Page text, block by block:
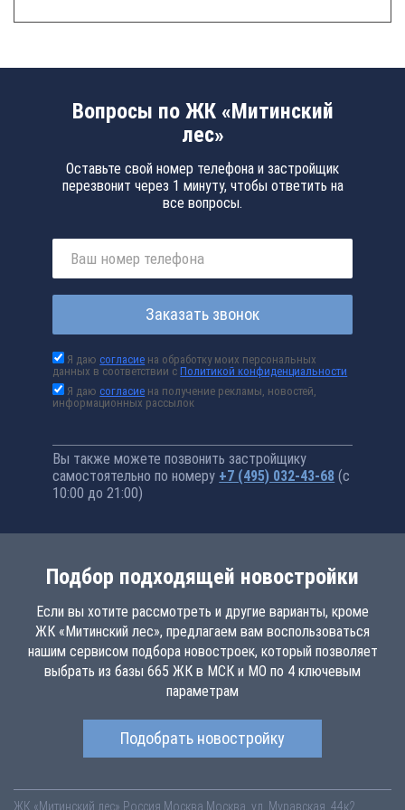
Вопросы по ЖК «Митинский
лес»
Оставьте свой номер телефона и застройщик
перезвонит через 1 минуту, чтобы ответить на
все вопросы.
Заказать звонок
Я даюсогласие на обработку моих персональных
данных в соответствии сПолитикой конфиденциальности
Я даюсогласие на получение рекламы, новостей,
информационных рассылок
Вы также можете позвонить застройщику
самостоятельно по номеру +7 (495) 032-43-68 (с
10:00 до 21:00)
Подбор подходящей новостройки
Если вы хотите рассмотреть и другие варианты, кроме
ЖК «Митинский лес», предлагаем вам воспользоваться
нашим сервисом подбора новостроек, который позволяет
выбрать из базы 665 ЖК в МСК и МО по 4 ключевым
параметрам
Подобрать новостройку
ЖК «Митинский лес» Россия Москва Москва, ул. Муравская, 44к2